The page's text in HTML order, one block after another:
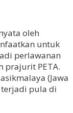
oleh
untuk
perlawanan
prajurit PETA.
(Jawa
terjadi pula di